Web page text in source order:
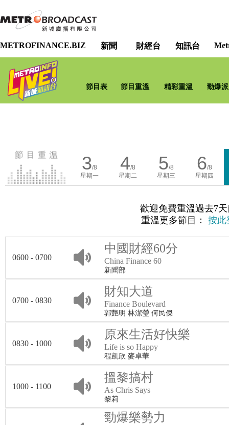
METROFINANCE.BIZ 新聞 財經台 知訊台
節目表 節目重溫 精彩重溫 勁爆
3/8
星期一
4/8
星期二
5/8
星期三
6/8
星期四
歡迎免費重溫過去7
重溫更多節目：按此
0600 - 0700
中國財經60分
China Finance 60
新聞部
0700 - 0830
財知大道
Finance Boulevard
郭艷明 林潔瑩 何民傑
0830 - 1000
原來生活好快樂
Life is so Happy
程凱欣 麥卓華
1000 - 1100
搵黎搞村
As Chris Says
黎莉
勁爆樂勢力